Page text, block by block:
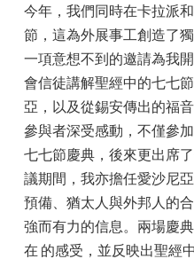
今年，我們同時在卡拉派
節，這為外展事工創造了
一項意想不到的邀請為我
會信徒講解聖經中的七七
亞，以及從錫安傳出的福
參與者深受感動，不僅參
七七節慶典，後來更出席
議期間，我亦擔任愛沙尼
預備、猶太人與外邦人的
強而有力的信息。兩場慶
在 的感受，並反映出聖經